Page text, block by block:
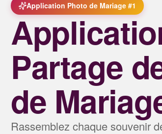
Application Photo de Mariage #1
Partage
de
Rassemblez chaque souvenir